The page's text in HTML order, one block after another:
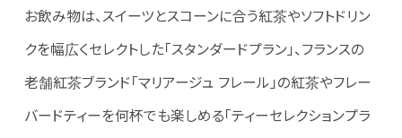
お飲み物は、スイーツとスコーンに合う紅茶やソフトドリン
クを幅広くセレクトした「スタンダードプラン」、フランスの
老舗紅茶ブランド「マリアージュ フレール」の紅茶やフレー
バードティーを何杯でも楽しめる「ティーセレクションプラ